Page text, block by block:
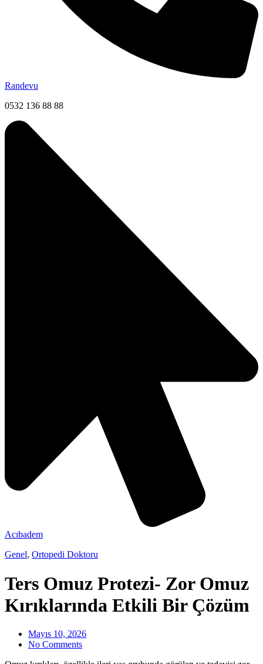
Randevu
0532 136 88 88
Acıbadem
Genel, Ortopedi Doktoru
Ters Omuz Protezi- Zor Omuz
Kırıklarında Etkili Bir Çözüm
Mayıs 10, 2026
No Comments